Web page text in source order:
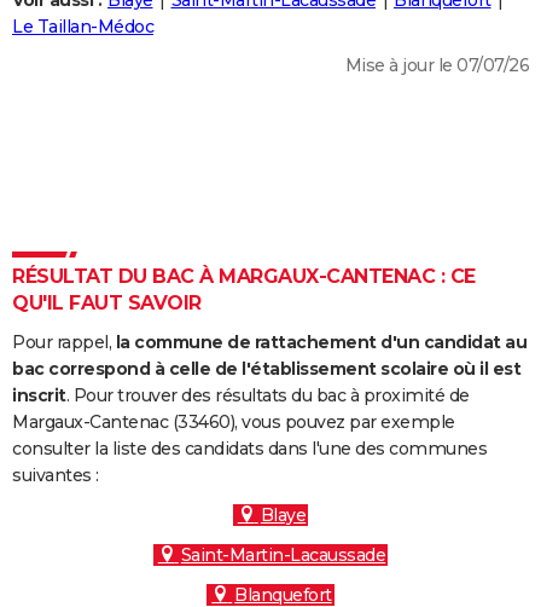
Destinations
City break
Voyage nature
Voyage de noces
Forum
Climat
+
PHOTO
Dictionnaire
Biographies
Citations
Expressions
Proverbes
PROGRAMME TV
S'inscrire
Se connecter
Lycées
Collèges
Primaires
Universités
Entreprises
Service militaire
Avis de recherche
AVIS DE DÉCÈS
FORUM
Bricolage
Lifestyle
Culture
SportAuto
Television
Voyage
Cinema
Le Taillan-Médoc
Mise à jour le 07/07/26
RÉSULTAT DU BAC À MARGAUX-CANTENAC : CE
QU'IL FAUT SAVOIR
Pour rappel, la commune de rattachement d'un candidat au
bac correspond à celle de l'établissement scolaire où il est
inscrit. Pour trouver des résultats du bac à proximité de
Margaux-Cantenac (33460), vous pouvez par exemple
consulter la liste des candidats dans l'une des communes
suivantes :
Blaye
Saint-Martin-Lacaussade
Blanquefort